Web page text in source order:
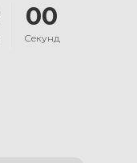
00
Секунд